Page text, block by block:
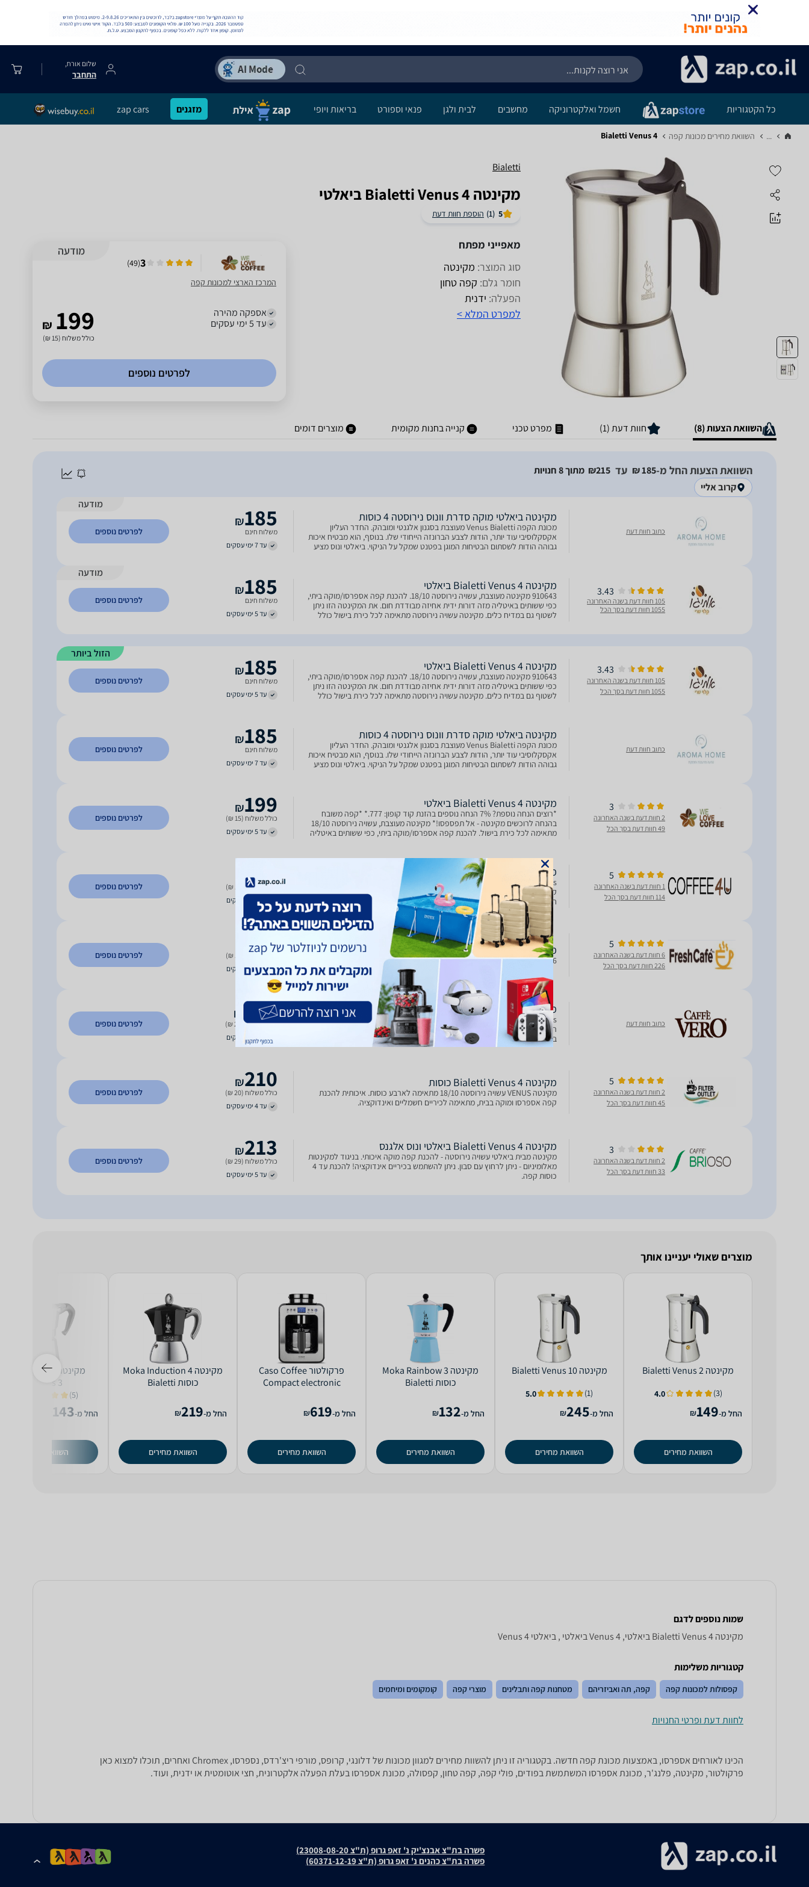
שלום אורח,
התחבר
כל הקטגוריות חשמל ואלקטרוניקה מחשבים לבית ולגן פנאי וספורט בריאות ויופי מזגנים zap cars
... השוואת מחירים מכונות קפה‏ Bialetti Venus 4
Bialetti
‏מקינטה Bialetti Venus 4 ביאלטי
5
(1) הוספת חוות דעת
מאפייני מפתח
סוג המוצר: מקינטה
חומר גלם: קפה טחון
הפעלה: ידנית
למפרט המלא >
מודעה
3
(
49
)
המרכז הארצי למכונות קפה
אספקה מהירה
עד 5 ימי עסקים
₪ 199
כולל משלוח (15 ₪)
לפרטים נוספים
השוואת הצעות (8) חוות דעת (1) מפרט טכני קנייה בחנות מקומית מוצרים דומים
השוואת הצעות החל מ-185‏ ₪ עד 215‏₪
מתוך 8 חנויות
קרוב אליי
כתוב חוות דעת
מקינטה ביאלטי מוקה סדרת וונוס נירוסטה 4 כוסות
‏מכונת הקפה Bialetti ‏‏Venus‏‏ מעוצבת בסגנון אלגנטי ומובהק. החדר העליון
אקסקלוסיבי עוד יותר, הודות לצבע הברונזה הייחודי שלו. בנוסף, הוא מבטיח איכות
גבוהה הודות לשסתום הבטיחות המוגן בפטנט שמקל על הניקוי. ביאלטי ונוס מציע
185
₪
משלוח חינם
עד 7 ימי עסקים
לפרטים נוספים
מודעה
3.43
105 חוות דעת בשנה האחרונה
1055 חוות דעת בסך הכל
מקינטה Bialetti Venus 4 ביאלטי
910643 מקינטה מעוצבת, עשויה נירוסטה 18/10. להכנת קפה אספרסו/מוקה ביתי,
כפי ששותים באיטליה מזה דורות ידית אחיזה מבודדת חום. את המקינטה הזו ניתן
לשטוף גם במדיח כלים. מקינטה עשויה נירוסטה מתאימה לכל כירת בישול כולל
185
₪
משלוח חינם
עד 5 ימי עסקים
לפרטים נוספים
מודעה
הזול ביותר
3.43
105 חוות דעת בשנה האחרונה
1055 חוות דעת בסך הכל
מקינטה Bialetti Venus 4 ביאלטי
910643 מקינטה מעוצבת, עשויה נירוסטה 18/10. להכנת קפה אספרסו/מוקה ביתי,
כפי ששותים באיטליה מזה דורות ידית אחיזה מבודדת חום. את המקינטה הזו ניתן
לשטוף גם במדיח כלים. מקינטה עשויה נירוסטה מתאימה לכל כירת בישול כולל
185
₪
משלוח חינם
עד 5 ימי עסקים
לפרטים נוספים
כתוב חוות דעת
מקינטה ביאלטי מוקה סדרת וונוס נירוסטה 4 כוסות
‏מכונת הקפה Bialetti ‏‏Venus‏‏ מעוצבת בסגנון אלגנטי ומובהק. החדר העליון
אקסקלוסיבי עוד יותר, הודות לצבע הברונזה הייחודי שלו. בנוסף, הוא מבטיח איכות
גבוהה הודות לשסתום הבטיחות המוגן בפטנט שמקל על הניקוי. ביאלטי ונוס מציע
185
₪
משלוח חינם
עד 7 ימי עסקים
לפרטים נוספים
3
2 חוות דעת בשנה האחרונה
49 חוות דעת בסך הכל
מקינטה Bialetti Venus 4 ביאלטי
*רוצים הנחה נוספת? 7% הנחה נוספים בהזנת קוד קופון: 777.* *קפה משובח
בהנחה לרוכשים מקינטה - אל תפספסו!* מקינטה מעוצבת, עשויה נירוסטה 18/10
מתאימה לכל כירת בישול. להכנת קפה אספרסו/מוקה ביתי, כפי ששותים באיטליה
199
₪
כולל משלוח (15 ₪)
עד 5 ימי עסקים
לפרטים נוספים
5
1 חוות דעת בשנה האחרונה
114 חוות דעת בסך הכל
מקינטה ביאלטי וונוס 4 Bialetti Venus
Venus מקינטה מעוצבת, עשויה נירוסטה 18/10 מתאימה לכל כירת בישול. להכנת
קפה אספרסו/מוקה ביתי, כפי ששותים באיטליה מזה דורות ידית אחיזה מבודדת
חום. את המקינטה הזו ניתן לשטוף גם במדיח כלים.
201
כולל משלוח (15 ₪)
עד 3 ימי עסקים
לפרטים נוספים
5
6 חוות דעת בשנה האחרונה
226 חוות דעת בסך הכל
מקינטה Bialetti Venus 4
796 מקינטה Bialetti מתאים ל 4 כוסות אספרסו .
201
כולל משלוח (15 ₪)
עד 4 ימי עסקים
לפרטים נוספים
כתוב חוות דעת
מקינטה Bialetti Venus ל-4 כוסות
venus 4 cups מבצע על מקינטות Bialetti ברכישת כל מקינטה של Bialetti
המשתתפת במבצע, תקבלו במתנה: 2 חבילות קפה טחון Bialetti Perfetto Moka
במשקל 250 גרם כל אחת - לבחירה מתוך 8 תערובות שונות. תנאי המבצע: המבצע
בתוקף עד גמר המלאי | הבחירה בהתאם למלאי הזמין |
206
₪
כולל משלוח (20 ₪)
עד 5 ימי עסקים
לפרטים נוספים
5
2 חוות דעת בשנה האחרונה
45 חוות דעת בסך הכל
מקינטה Bialetti Venus 4 כוסות
מקינטה VENUS עשויה נירוסטה 18/10 מתאימה לארבע כוסות. איכותית להכנת
קפה אספרסו ומוקה בבית, מתאימה לכיריים חשמליים ואינדוקציה.
210
₪
כולל משלוח (20 ₪)
עד 4 ימי עסקים
לפרטים נוספים
3
2 חוות דעת בשנה האחרונה
33 חוות דעת בסך הכל
‏מקינטה Bialetti Venus 4 ביאלטי ונוס אלגנס
מקינטה מבית ביאלטי עשויה נירוסטה - להכנת קפה מוקה איכותי. בניגוד למקינטות
מאלומיניום - ניתן לרחוץ עם סבון. ניתן להשתמש בכיריים אינדוקציה! להכנת עד 4
כוסות קפה.
213
₪
כולל משלוח (29 ₪)
עד 5 ימי עסקים
לפרטים נוספים
מוצרים שאולי יעניינו אותך
‏מקינטה Bialetti Venus 2
(3)
4.0
החל מ-149
₪
השוואת מחירים
‏מקינטה Bialetti Venus 10
(1)
5.0
החל מ-245
₪
השוואת מחירים
‏מקינטה Moka Rainbow 3
כוסות Bialetti
החל מ-132
₪
השוואת מחירים
‏פרקולטור Caso Coffee
Compact electronic
החל מ-619
₪
השוואת מחירים
‏מקינטה Moka Induction 4
כוסות Bialetti
החל מ-219
₪
השוואת מחירים
‏מקינטה Bialetti Moka
Express 3
(5)
החל מ-143
השוואת מחירים
שמות נוספים לדגם
‏מקינטה Bialetti Venus 4 ביאלטי, Venus 4 ביאלטי , ביאלטי Venus 4
קטגוריות משלימות
קפסולות למכונות קפה קפה, תה ואביזריהם מטחנות קפה ותבלינים מוצרי קפה קומקומים ומיחמים
לחוות דעת ופרטי החנויות
הכינו לאורחים אספרסו, באמצעות מכונת קפה חדשה. בקטגוריה זו ניתן להשוות מחירים למגוון מכונות של דלונגי, קרופס, מורפי ריצ'רדס, נספרסו, Chromex ואחרים, תוכלו למצוא כאן
פרקולטור, מקינטה, פלנג'ר, מכונת אספרסו המשתמשת בפודים, פולי קפה, קפה טחון, קפסולה, מכונת אספרסו בעלת הפעלה אלקטרונית, חצי אוטומטית או ידנית, ועוד.
פשרה בת"צ אבנצ'יק נ' זאפ גרופ (ת"צ 23008-08-20)
פשרה בת"צ כהנים נ' זאפ גרופ (ת"צ 60371-12-19)